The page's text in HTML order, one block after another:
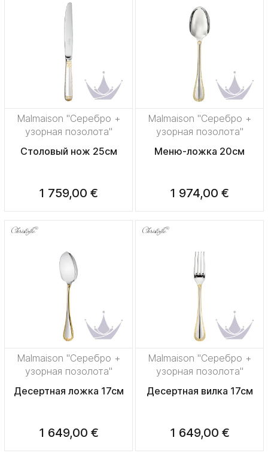
Malmaison "Серебро +
узорная позолота"
Столовый нож 25см
1 759,00 €
Malmaison "Серебро +
узорная позолота"
Меню-ложка 20см
1 974,00 €
Malmaison "Серебро +
узорная позолота"
Десертная ложка 17см
1 649,00 €
Malmaison "Серебро +
узорная позолота"
Десертная вилка 17см
1 649,00 €